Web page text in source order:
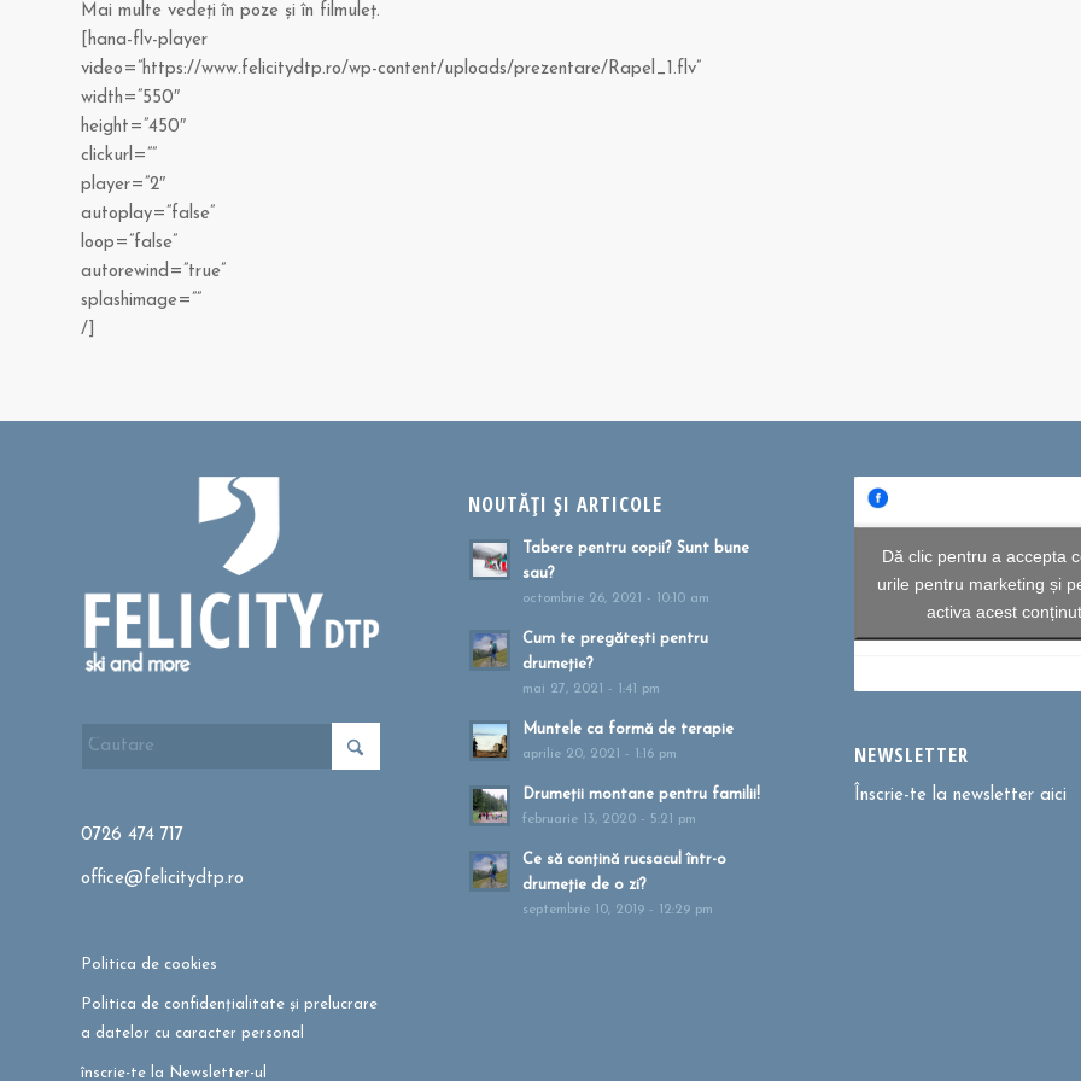
Mai multe vedeţi în poze şi în filmuleţ.
[hana-flv-player
video=”https://www.felicitydtp.ro/wp-content/uploads/prezentare/Rapel_1.flv”
width=”550″
height=”450″
clickurl=””
player=”2″
autoplay=”false”
loop=”false”
autorewind=”true”
splashimage=””
/]
0726 474 717
office@felicitydtp.ro
Politica de cookies
Politica de confidențialitate și prelucrare
a datelor cu caracter personal
înscrie-te la Newsletter-ul
NOUTĂȚI ȘI ARTICOLE
Tabere pentru copii? Sunt bune
sau?
octombrie 26, 2021 - 10:10 am
Cum te pregătești pentru
drumeție?
mai 27, 2021 - 1:41 pm
Muntele ca formă de terapie
aprilie 20, 2021 - 1:16 pm
Drumeții montane pentru familii!
februarie 13, 2020 - 5:21 pm
Ce să conțină rucsacul într-o
drumeție de o zi?
septembrie 10, 2019 - 12:29 pm
Dă clic pentru a accepta
urile pentru marketing și
activa acest conținut
NEWSLETTER
Înscrie-te la newsletter aici